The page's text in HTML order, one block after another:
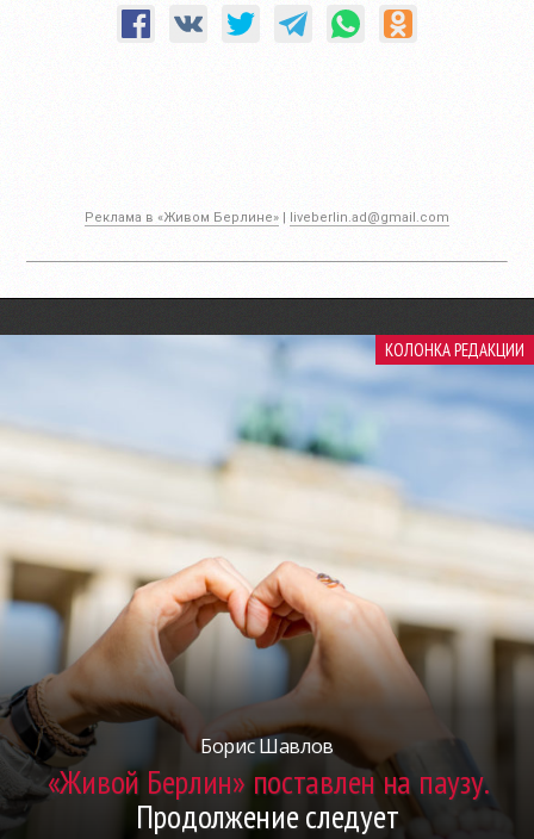
Реклама в «Живом Берлине» | liveberlin.ad@gmail.com
КОЛОНКА РЕДАКЦИИ
Борис Шавлов
«Живой Берлин» поставлен на паузу.
Продолжение следует